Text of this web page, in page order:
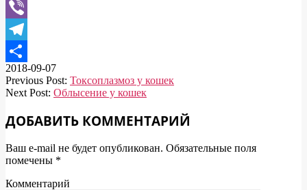
WhatsApp
Viber
Telegram
Отправить
2018-09-07
Previous Post: Токсоплазмоз у кошек
Next Post: Облысение у кошек
ДОБАВИТЬ КОММЕНТАРИЙ
Ваш e-mail не будет опубликован. Обязательные поля
помечены *
Комментарий